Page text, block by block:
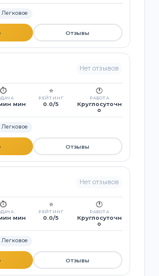
Легковое
Отзывы
Нет отзывов
⏱️
мин
⭐
РЕЙТИНГ
0.0/5
🕐
РАБОТА
Круглосуточн
о
Легковое
Отзывы
Нет отзывов
⏱️
мин
⭐
РЕЙТИНГ
0.0/5
🕐
РАБОТА
Круглосуточн
о
Легковое
Отзывы